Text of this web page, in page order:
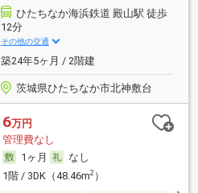
ひたちなか海浜鉄道 殿山駅 徒歩
12分
その他の交通
築24年5ヶ月 / 2階建
茨城県ひたちなか市北神敷台
6万円
管理費なし
1ヶ月
なし
1階 / 3DK（48.46m2）